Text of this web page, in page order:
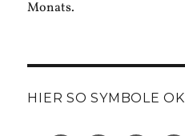
Monats.
HIER SO SYMBOLE OK